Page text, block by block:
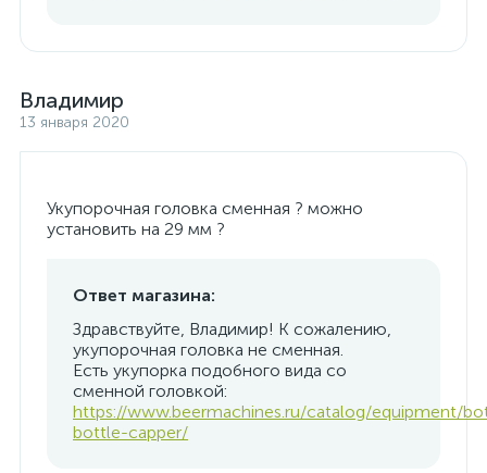
Владимир
13 января 2020
Укупорочная головка сменная ? можно
установить на 29 мм ?
Ответ магазина:
Здравствуйте, Владимир! К сожалению,
укупорочная головка не сменная.
Есть укупорка подобного вида со
сменной головкой:
https://www.beermachines.ru/catalog/equipment/
bottle-capper/